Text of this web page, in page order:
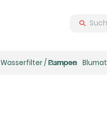
Wasserfilter / Osmose
Pumpen Blumat